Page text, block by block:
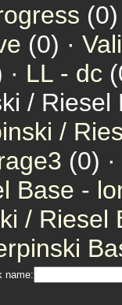
(0) ·
LL - dc
/
/
(0) ·
Base -
/ Riesel
name: